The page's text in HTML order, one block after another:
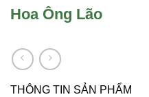
Hoa Ông Lão
THÔNG TIN SẢN PHẨM